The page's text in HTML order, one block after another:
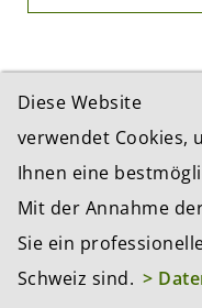
BCP
Diese Website
verwendet Cookies,
Ihnen eine
Mit der Annahme
Sie ein
Schweiz sind. >